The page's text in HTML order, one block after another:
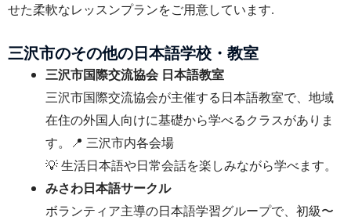
せた柔軟なレッスンプランをご用意しています.
三沢市のその他の日本語学校・教室
三沢市国際交流協会 日本語教室
三沢市国際交流協会が主催する日本語教室で、地域
在住の外国人向けに基礎から学べるクラスがありま
す。📍 三沢市内各会場
💡 生活日本語や日常会話を楽しみながら学べます。
みさわ日本語サークル
ボランティア主導の日本語学習グループで、初級〜